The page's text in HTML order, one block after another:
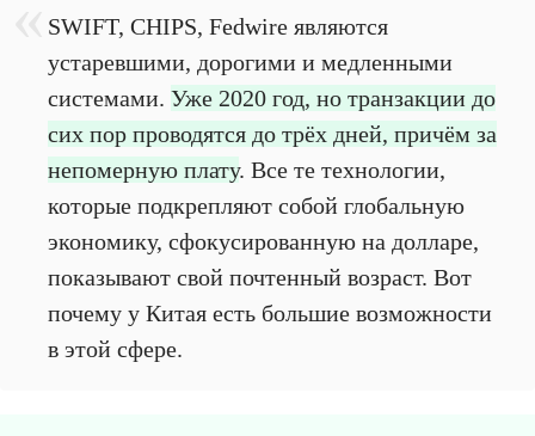
SWIFT, CHIPS, Fedwire являются
устаревшими, дорогими и медленными
системами. Уже 2020 год, но транзакции до
сих пор проводятся до трёх дней, причём за
непомерную плату. Все те технологии,
которые подкрепляют собой глобальную
экономику, сфокусированную на долларе,
показывают свой почтенный возраст. Вот
почему у Китая есть большие возможности
в этой сфере.